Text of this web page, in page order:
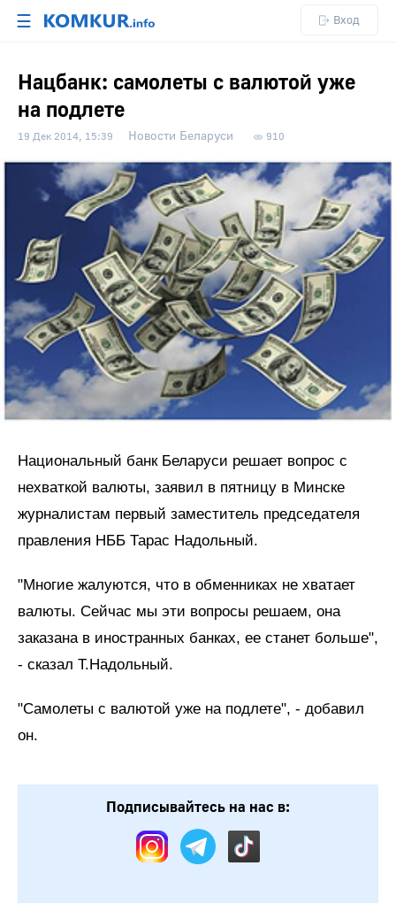
☰ Вход
Нацбанк: самолеты с валютой уже
на подлете
19 Дек 2014, 15:39 Новости Беларуси 910
Национальный банк Беларуси решает вопрос с
нехваткой валюты, заявил в пятницу в Минске
журналистам первый заместитель председателя
правления НББ Тарас Надольный.
"Многие жалуются, что в обменниках не хватает
валюты. Сейчас мы эти вопросы решаем, она
заказана в иностранных банках, ее станет больше",
- сказал Т.Надольный.
"Самолеты с валютой уже на подлете", - добавил
он.
Подписывайтесь на нас в: